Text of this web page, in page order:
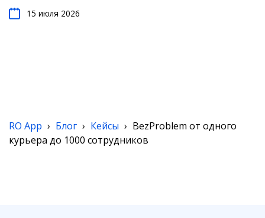
15 июля 2026
RO App › Блог › Кейсы › BezProblem от одного
курьера до 1000 сотрудников